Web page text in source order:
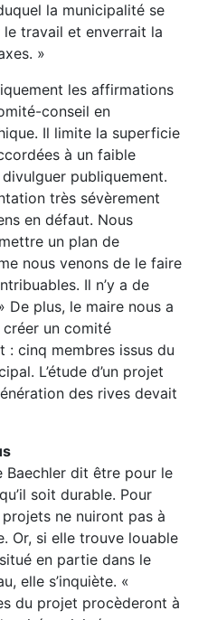
la municipalité se
travail et enverrait la
»
les affirmations
conseil en
Il limite la superficie
à un faible
publiquement.
très sévèrement
en défaut. Nous
un plan de
nous venons de le faire
Il n’y a de
De plus, le maire nous a
un comité
: cinq membres issus du
L’étude d’un projet
des rives devait
Baechler dit être pour le
soit durable. Pour
ne nuiront pas à
Or, si elle trouve louable
en partie dans le
elle s’inquiète. «
du projet procèderont à